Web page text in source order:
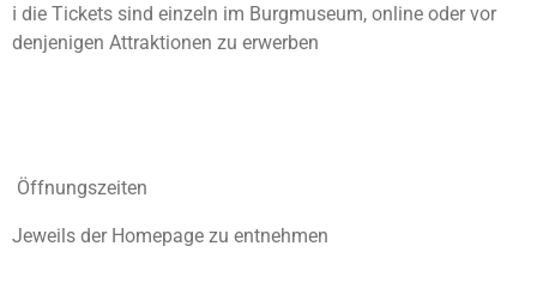
ℹ️ die Tickets sind einzeln im Burgmuseum, online oder vor
denjenigen Attraktionen zu erwerben
Öffnungszeiten
Jeweils der Homepage zu entnehmen